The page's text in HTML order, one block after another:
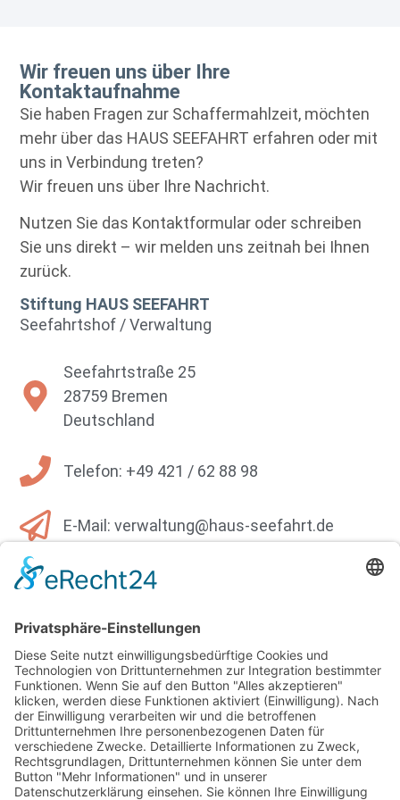
Wir freuen uns über Ihre
Kontaktaufnahme
Sie haben Fragen zur Schaffermahlzeit, möchten
mehr über das HAUS SEEFAHRT erfahren oder mit
uns in Verbindung treten?
Wir freuen uns über Ihre Nachricht.
Nutzen Sie das Kontaktformular oder schreiben
Sie uns direkt – wir melden uns zeitnah bei Ihnen
zurück.
Stiftung HAUS SEEFAHRT
Seefahrtshof / Verwaltung
Seefahrtstraße 25
28759 Bremen
Deutschland
Telefon: +49 421 / 62 88 98
E-Mail: verwaltung@haus-seefahrt.de
Name
E-Mail
Nachricht